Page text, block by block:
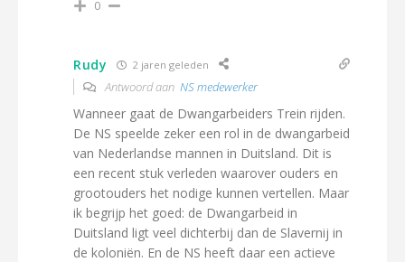
0
Rudy 2 jaren geleden
Antwoord aan NS medewerker
Wanneer gaat de Dwangarbeiders Trein rijden.
De NS speelde zeker een rol in de dwangarbeid
van Nederlandse mannen in Duitsland. Dit is
een recent stuk verleden waarover ouders en
grootouders het nodige kunnen vertellen. Maar
ik begrijp het goed: de Dwangarbeid in
Duitsland ligt veel dichterbij dan de Slavernij in
de koloniën. En de NS heeft daar een actieve